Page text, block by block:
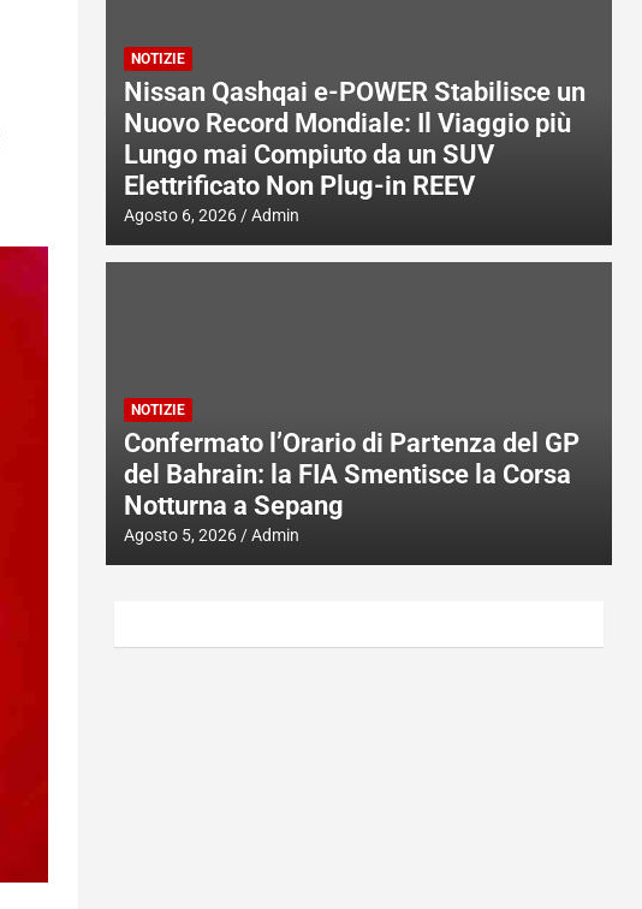
NOTIZIE
Nissan Qashqai e-POWER Stabilisce un
Nuovo Record Mondiale: Il Viaggio più
Lungo mai Compiuto da un SUV
Elettrificato Non Plug-in REEV
Agosto 6, 2026 Admin
NOTIZIE
Confermato l’Orario di Partenza del GP
del Bahrain: la FIA Smentisce la Corsa
Notturna a Sepang
Agosto 5, 2026 Admin